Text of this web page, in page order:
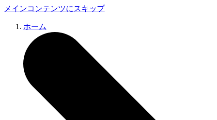
メインコンテンツにスキップ
ホーム